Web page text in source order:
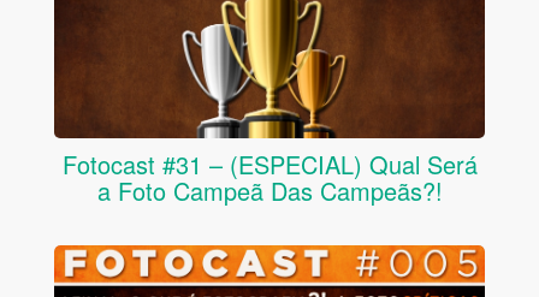
Fotocast #31 – (ESPECIAL) Qual Será
a Foto Campeã Das Campeãs?!